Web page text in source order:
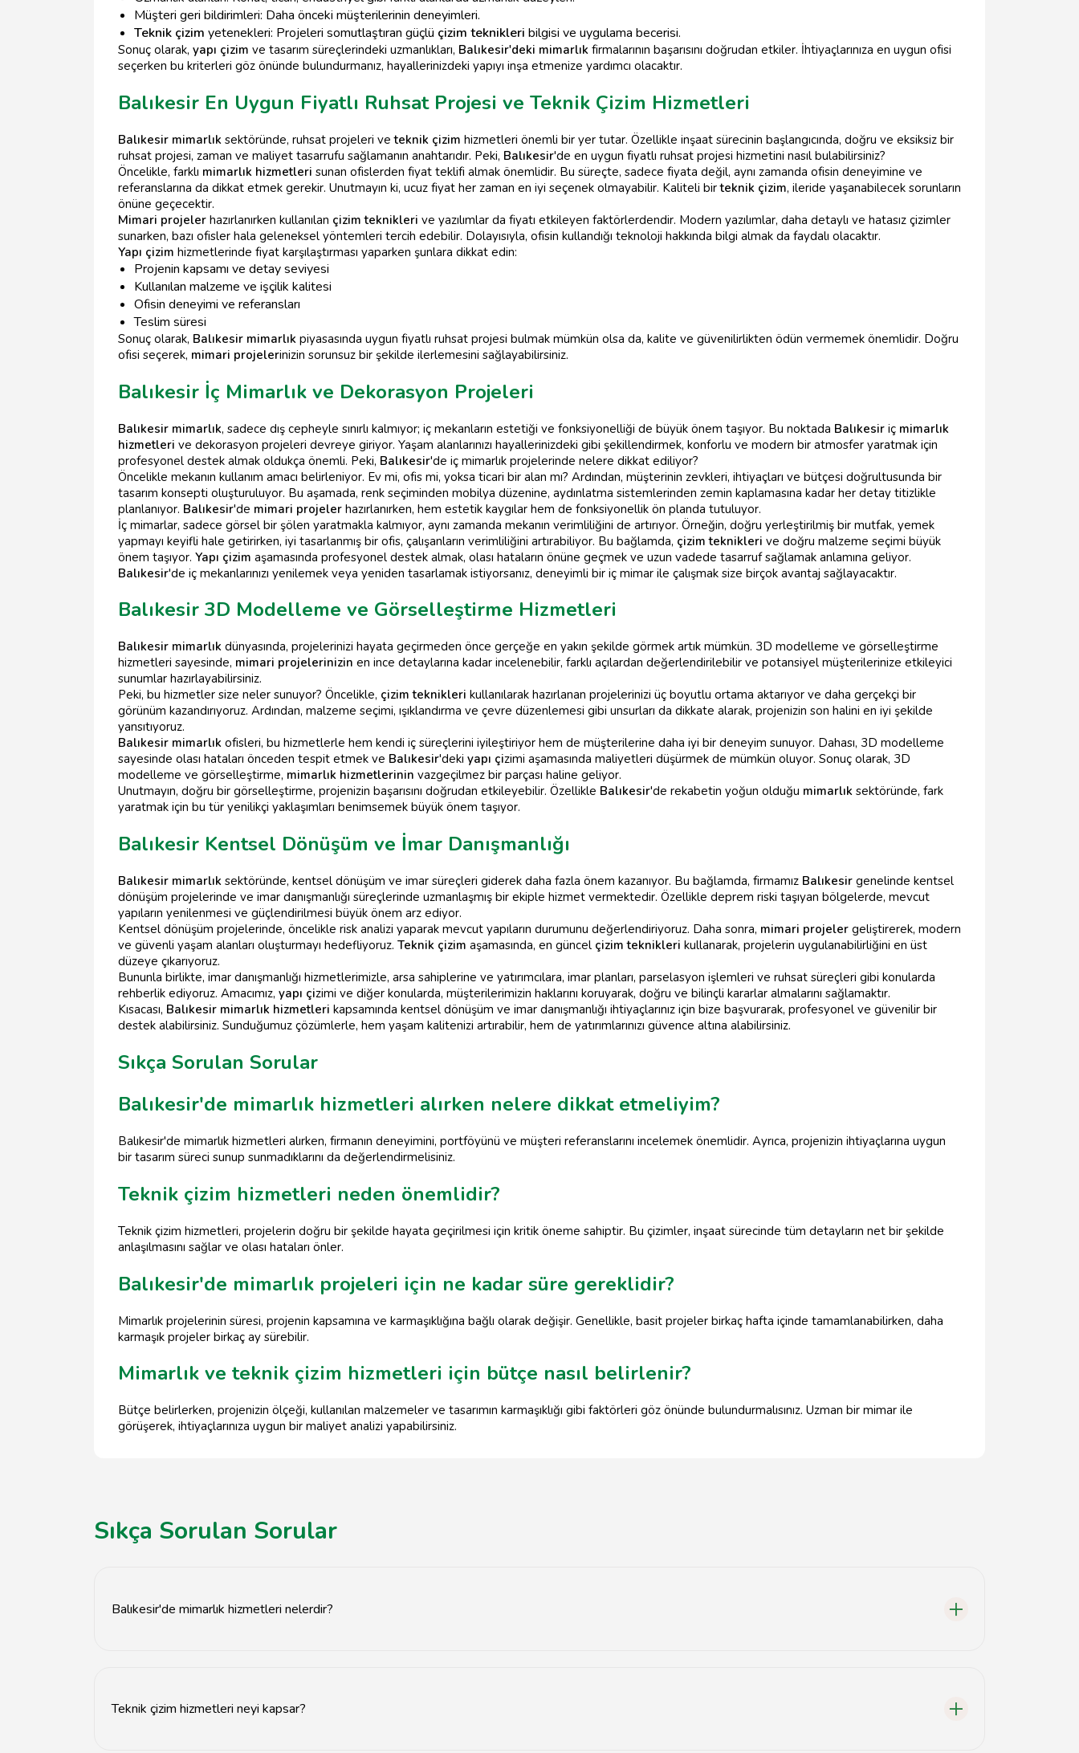
Müşteri geri bildirimleri: Daha önceki müşterilerinin deneyimleri.
Teknik çizim yetenekleri: Projeleri somutlaştıran güçlü çizim teknikleri bilgisi ve uygulama becerisi.
Sonuç olarak, yapı çizim ve tasarım süreçlerindeki uzmanlıkları, Balıkesir'deki mimarlık firmalarının başarısını doğrudan etkiler. İhtiyaçlarınıza en uygun ofisi
seçerken bu kriterleri göz önünde bulundurmanız, hayallerinizdeki yapıyı inşa etmenize yardımcı olacaktır.
Balıkesir En Uygun Fiyatlı Ruhsat Projesi ve Teknik Çizim Hizmetleri
Balıkesir mimarlık sektöründe, ruhsat projeleri veteknik çizim hizmetleri önemli bir yer tutar. Özellikle inşaat sürecinin başlangıcında, doğru ve eksiksiz bir
ruhsat projesi, zaman ve maliyet tasarrufu sağlamanın anahtarıdır. Peki, Balıkesir'de en uygun fiyatlı ruhsat projesi hizmetini nasıl bulabilirsiniz?
Öncelikle, farklı mimarlık hizmetleri sunan ofislerden fiyat teklifi almak önemlidir. Bu süreçte, sadece fiyata değil, aynı zamanda ofisin deneyimine ve
referanslarına da dikkat etmek gerekir. Unutmayın ki, ucuz fiyat her zaman en iyi seçenek olmayabilir. Kaliteli birteknik çizim, ileride yaşanabilecek sorunların
önüne geçecektir.
Mimari projeler hazırlanırken kullanılan çizim teknikleri ve yazılımlar da fiyatı etkileyen faktörlerdendir. Modern yazılımlar, daha detaylı ve hatasız çizimler
sunarken, bazı ofisler hala geleneksel yöntemleri tercih edebilir. Dolayısıyla, ofisin kullandığı teknoloji hakkında bilgi almak da faydalı olacaktır.
Yapı çizim hizmetlerinde fiyat karşılaştırması yaparken şunlara dikkat edin:
Projenin kapsamı ve detay seviyesi
Kullanılan malzeme ve işçilik kalitesi
Ofisin deneyimi ve referansları
Teslim süresi
Sonuç olarak, Balıkesir mimarlık piyasasında uygun fiyatlı ruhsat projesi bulmak mümkün olsa da, kalite ve güvenilirlikten ödün vermemek önemlidir. Doğru
ofisi seçerek, mimari projelerinizin sorunsuz bir şekilde ilerlemesini sağlayabilirsiniz.
Balıkesir İç Mimarlık ve Dekorasyon Projeleri
Balıkesir mimarlık, sadece dış cepheyle sınırlı kalmıyor; iç mekanların estetiği ve fonksiyonelliği de büyük önem taşıyor. Bu noktada Balıkesir iç mimarlık
hizmetleri ve dekorasyon projeleri devreye giriyor. Yaşam alanlarınızı hayallerinizdeki gibi şekillendirmek, konforlu ve modern bir atmosfer yaratmak için
profesyonel destek almak oldukça önemli. Peki, Balıkesir'de iç mimarlık projelerinde nelere dikkat ediliyor?
Öncelikle mekanın kullanım amacı belirleniyor. Ev mi, ofis mi, yoksa ticari bir alan mı? Ardından, müşterinin zevkleri, ihtiyaçları ve bütçesi doğrultusunda bir
tasarım konsepti oluşturuluyor. Bu aşamada, renk seçiminden mobilya düzenine, aydınlatma sistemlerinden zemin kaplamasına kadar her detay titizlikle
planlanıyor. Balıkesir'de mimari projeler hazırlanırken, hem estetik kaygılar hem de fonksiyonellik ön planda tutuluyor.
İç mimarlar, sadece görsel bir şölen yaratmakla kalmıyor, aynı zamanda mekanın verimliliğini de artırıyor. Örneğin, doğru yerleştirilmiş bir mutfak, yemek
yapmayı keyifli hale getirirken, iyi tasarlanmış bir ofis, çalışanların verimliliğini artırabiliyor. Bu bağlamda, çizim teknikleri ve doğru malzeme seçimi büyük
önem taşıyor. Yapı çizim aşamasında profesyonel destek almak, olası hataların önüne geçmek ve uzun vadede tasarruf sağlamak anlamına geliyor.
Balıkesir'de iç mekanlarınızı yenilemek veya yeniden tasarlamak istiyorsanız, deneyimli bir iç mimar ile çalışmak size birçok avantaj sağlayacaktır.
Balıkesir 3D Modelleme ve Görselleştirme Hizmetleri
Balıkesir mimarlık dünyasında, projelerinizi hayata geçirmeden önce gerçeğe en yakın şekilde görmek artık mümkün. 3D modelleme ve görselleştirme
hizmetleri sayesinde, mimari projelerinizin en ince detaylarına kadar incelenebilir, farklı açılardan değerlendirilebilir ve potansiyel müşterilerinize etkileyici
sunumlar hazırlayabilirsiniz.
Peki, bu hizmetler size neler sunuyor? Öncelikle, çizim teknikleri kullanılarak hazırlanan projelerinizi üç boyutlu ortama aktarıyor ve daha gerçekçi bir
görünüm kazandırıyoruz. Ardından, malzeme seçimi, ışıklandırma ve çevre düzenlemesi gibi unsurları da dikkate alarak, projenizin son halini en iyi şekilde
yansıtıyoruz.
Balıkesir mimarlık ofisleri, bu hizmetlerle hem kendi iç süreçlerini iyileştiriyor hem de müşterilerine daha iyi bir deneyim sunuyor. Dahası, 3D modelleme
sayesinde olası hataları önceden tespit etmek ve Balıkesir'deki yapı çizimi aşamasında maliyetleri düşürmek de mümkün oluyor. Sonuç olarak, 3D
modelleme ve görselleştirme, mimarlık hizmetlerinin vazgeçilmez bir parçası haline geliyor.
Unutmayın, doğru bir görselleştirme, projenizin başarısını doğrudan etkileyebilir. Özellikle Balıkesir'de rekabetin yoğun olduğu mimarlık sektöründe, fark
yaratmak için bu tür yenilikçi yaklaşımları benimsemek büyük önem taşıyor.
Balıkesir Kentsel Dönüşüm ve İmar Danışmanlığı
Balıkesir mimarlık sektöründe, kentsel dönüşüm ve imar süreçleri giderek daha fazla önem kazanıyor. Bu bağlamda, firmamız Balıkesir genelinde kentsel
dönüşüm projelerinde ve imar danışmanlığı süreçlerinde uzmanlaşmış bir ekiple hizmet vermektedir. Özellikle deprem riski taşıyan bölgelerde, mevcut
yapıların yenilenmesi ve güçlendirilmesi büyük önem arz ediyor.
Kentsel dönüşüm projelerinde, öncelikle risk analizi yaparak mevcut yapıların durumunu değerlendiriyoruz. Daha sonra, mimari projeler geliştirerek, modern
ve güvenli yaşam alanları oluşturmayı hedefliyoruz. Teknik çizim aşamasında, en güncel çizim teknikleri kullanarak, projelerin uygulanabilirliğini en üst
düzeye çıkarıyoruz.
Bununla birlikte, imar danışmanlığı hizmetlerimizle, arsa sahiplerine ve yatırımcılara, imar planları, parselasyon işlemleri ve ruhsat süreçleri gibi konularda
rehberlik ediyoruz. Amacımız, yapı çizimi ve diğer konularda, müşterilerimizin haklarını koruyarak, doğru ve bilinçli kararlar almalarını sağlamaktır.
Kısacası, Balıkesir mimarlık hizmetleri kapsamında kentsel dönüşüm ve imar danışmanlığı ihtiyaçlarınız için bize başvurarak, profesyonel ve güvenilir bir
destek alabilirsiniz. Sunduğumuz çözümlerle, hem yaşam kalitenizi artırabilir, hem de yatırımlarınızı güvence altına alabilirsiniz.
Sıkça Sorulan Sorular
Balıkesir'de mimarlık hizmetleri alırken nelere dikkat etmeliyim?
Balıkesir'de mimarlık hizmetleri alırken, firmanın deneyimini, portföyünü ve müşteri referanslarını incelemek önemlidir. Ayrıca, projenizin ihtiyaçlarına uygun
bir tasarım süreci sunup sunmadıklarını da değerlendirmelisiniz.
Teknik çizim hizmetleri neden önemlidir?
Teknik çizim hizmetleri, projelerin doğru bir şekilde hayata geçirilmesi için kritik öneme sahiptir. Bu çizimler, inşaat sürecinde tüm detayların net bir şekilde
anlaşılmasını sağlar ve olası hataları önler.
Balıkesir'de mimarlık projeleri için ne kadar süre gereklidir?
Mimarlık projelerinin süresi, projenin kapsamına ve karmaşıklığına bağlı olarak değişir. Genellikle, basit projeler birkaç hafta içinde tamamlanabilirken, daha
karmaşık projeler birkaç ay sürebilir.
Mimarlık ve teknik çizim hizmetleri için bütçe nasıl belirlenir?
Bütçe belirlerken, projenizin ölçeği, kullanılan malzemeler ve tasarımın karmaşıklığı gibi faktörleri göz önünde bulundurmalısınız. Uzman bir mimar ile
görüşerek, ihtiyaçlarınıza uygun bir maliyet analizi yapabilirsiniz.
Sıkça Sorulan Sorular
Balıkesir'de mimarlık hizmetleri nelerdir?
Teknik çizim hizmetleri neyi kapsar?